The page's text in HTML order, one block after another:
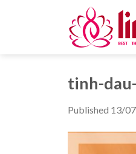
tinh-
Published 13/